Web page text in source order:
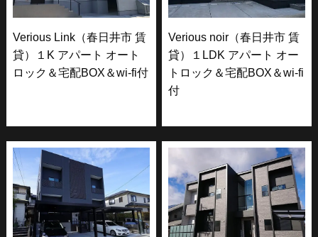
Verious Link（春日井市 賃
貸）１K アパート オート
ロック＆宅配BOX＆wi-fi付
Verious noir（春日井市 賃
貸）１LDK アパート オー
トロック＆宅配BOX＆wi-fi
付